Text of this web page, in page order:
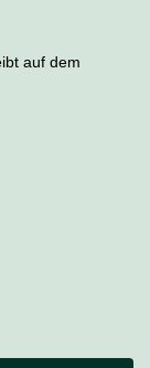
auf dem